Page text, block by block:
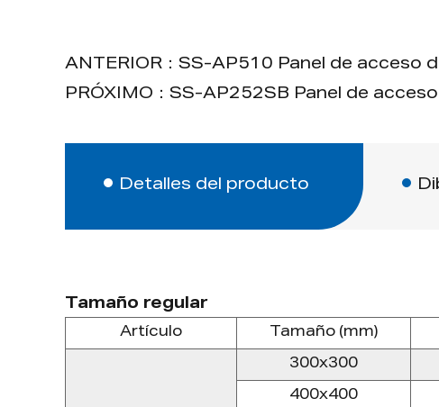
ANTERIOR：SS-AP510 Panel de acceso
PRÓXIMO：SS-AP252SB Panel de
Detalles del producto
Tamaño regular
Artículo Tamaño (mm)
300x300
400x400